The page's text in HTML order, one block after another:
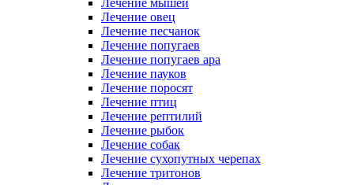
Лечение мышей
Лечение овец
Лечение песчанок
Лечение попугаев
Лечение попугаев ара
Лечение пауков
Лечение поросят
Лечение птиц
Лечение рептилий
Лечение рыбок
Лечение собак
Лечение сухопутных черепах
Лечение тритонов